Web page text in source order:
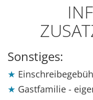
Sonstiges:
Gastfamilie -